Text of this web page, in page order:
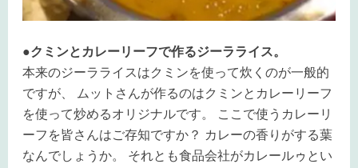
●クミンとカレーリーフで作るジーラライス。
本来のジーラライスはクミンを使って炊くのが一般的
ですが、 ムットさんが作るのはクミンとカレーリーフ
を使って炒めるオリジナルです。 ここで使うカレーリ
ーフを皆さんはご存知ですか？ カレーの香りがする葉
なんでしょうか。 それとも食品会社がカレールゥとい